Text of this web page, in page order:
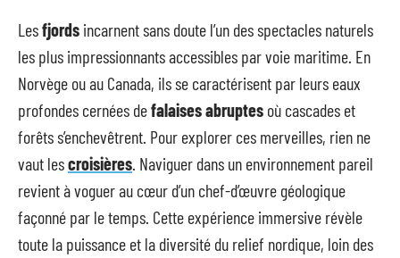
Lesfjords incarnent sans doute l’un des spectacles naturels
les plus impressionnants accessibles par voie maritime. En
Norvège ou au Canada, ils se caractérisent par leurs eaux
profondes cernées defalaises abruptes où cascades et
forêts s’enchevêtrent. Pour explorer ces merveilles, rien ne
vaut lescroisières . Naviguer dans un environnement pareil
revient à voguer au cœur d’un chef-d’œuvre géologique
façonné par le temps. Cette expérience immersive révèle
toute la puissance et la diversité du relief nordique, loin des